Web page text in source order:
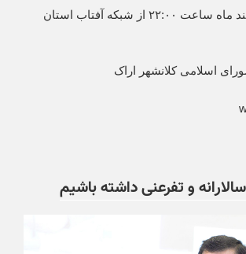
سه شنبه ۲۴ اسفند ماه ساعت ۲۲:۰۰ از شبکه آفتاب استان
اسلامی کلانشهر اراک
سالارانه و تفرعنی داشته باشیم